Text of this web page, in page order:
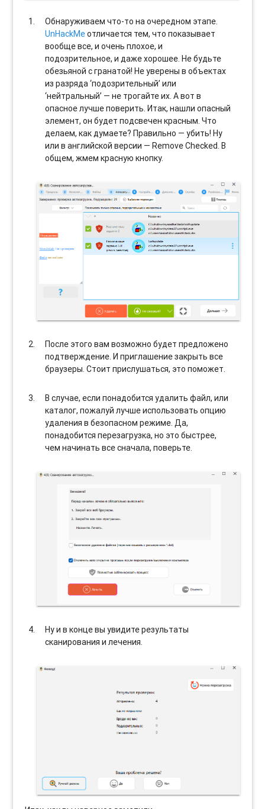
Обнаруживаем что-то на очередном этапе.
UnHackMeотличается тем, что показывает
вообще все, и очень плохое, и
подозрительное, и даже хорошее. Не будьте
обезьяной с гранатой! Не уверены в объектах
из разряда ‘подозрительный’ или
‘нейтральный’ — не трогайте их. А вот в
опасное лучше поверить. Итак, нашли опасный
элемент, он будет подсвечен красным. Что
делаем, как думаете? Правильно — убить! Ну
или в английской версии — Remove Checked. В
общем, жмем красную кнопку.
После этого вам возможно будет предложено
подтверждение. И приглашение закрыть все
браузеры. Стоит прислушаться, это поможет.
В случае, если понадобится удалить файл, или
каталог, пожалуй лучше использовать опцию
удаления в безопасном режиме. Да,
понадобится перезагрузка, но это быстрее,
чем начинать все сначала, поверьте.
Ну и в конце вы увидите результаты
сканирования и лечения.